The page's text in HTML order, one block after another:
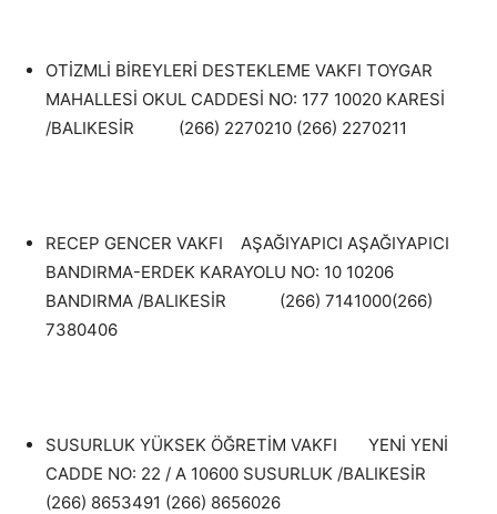
OTİZMLİ BİREYLERİ DESTEKLEME VAKFI TOYGAR
MAHALLESİ OKUL CADDESİ NO: 177 10020 KARESİ
/BALIKESİR (266) 2270210 (266) 2270211
RECEP GENCER VAKFI AŞAĞIYAPICI AŞAĞIYAPICI
BANDIRMA-ERDEK KARAYOLU NO: 10 10206
BANDIRMA /BALIKESİR (266) 7141000(266)
7380406
SUSURLUK YÜKSEK ÖĞRETİM VAKFI YENİ YENİ
CADDE NO: 22 / A 10600 SUSURLUK /BALIKESİR
(266) 8653491 (266) 8656026